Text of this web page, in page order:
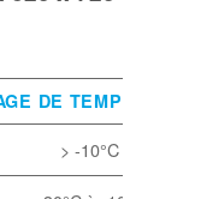
DE
> -10°C